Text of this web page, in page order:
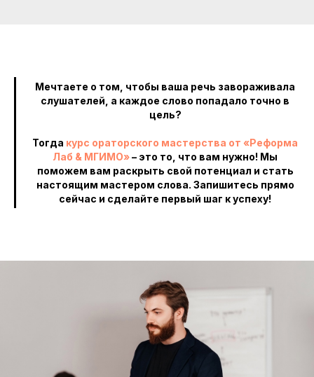
Мечтаете о том, чтобы ваша речь завораживала
слушателей, а каждое слово попадало точно в
цель?
Тогда курс ораторского мастерства от «Реформа
Лаб & МГИМО»– это то, что вам нужно! Мы
поможем вам раскрыть свой потенциал и стать
настоящим мастером слова. Запишитесь прямо
сейчас и сделайте первый шаг к успеху!